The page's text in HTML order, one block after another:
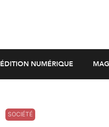
ÉDITION NUMÉRIQUE
SOCIÉTÉ